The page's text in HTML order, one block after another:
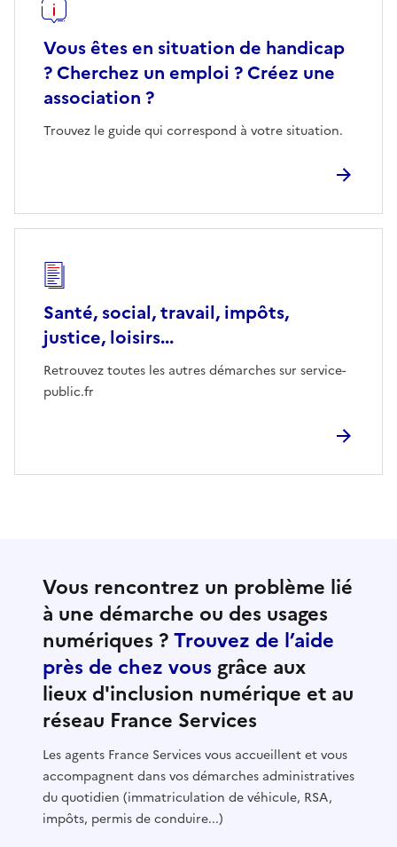
Vous êtes en situation de handicap
? Cherchez un emploi ? Créez une
association ?
Trouvez le guide qui correspond à votre situation.
Santé, social, travail, impôts,
justice, loisirs...
Retrouvez toutes les autres démarches sur service-
public.fr
Vous rencontrez un problème lié
à une démarche ou des usages
numériques ?Trouvez de l’aide
près de chez vous grâce aux
lieux d'inclusion numérique et au
réseau France Services
Les agents France Services vous accueillent et vous
accompagnent dans vos démarches administratives
du quotidien (immatriculation de véhicule, RSA,
impôts, permis de conduire...)